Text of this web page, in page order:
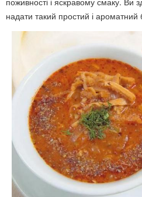
надати такий простий і ароматний